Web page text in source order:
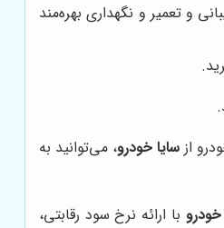
و تعمیر و نگهداری بهره‌مند
سایا خودرو، می‌توانید به
خودرو با ارائه نرخ سود رقابتی،